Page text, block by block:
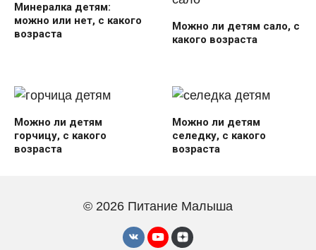
Минералка детям:
можно или нет, с какого
возраста
Можно ли детям сало, с
какого возраста
Можно ли детям
горчицу, с какого
возраста
Можно ли детям
селедку, с какого
возраста
© 2026 Питание Малыша